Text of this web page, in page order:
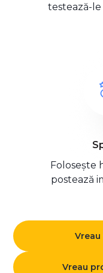
testează-
Folosește
postează
Vreau
Vreau